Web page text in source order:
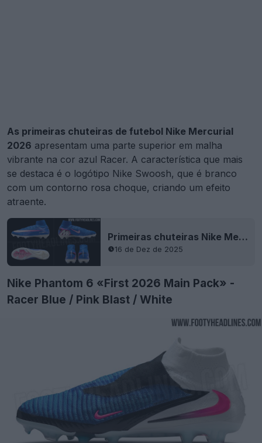
As primeiras chuteiras de futebol Nike Mercurial
2026 apresentam uma parte superior em malha
vibrante na cor azul Racer. A característica que mais
se destaca é o logótipo Nike Swoosh, que é branco
com um contorno rosa choque, criando um efeito
atraente.
Primeiras chuteiras Nike Mercurial 2026 Main Pack vazadas - Fotos oficiais
16 de Dez de 2025
Nike Phantom 6 «First 2026 Main Pack» -
Racer Blue / Pink Blast / White